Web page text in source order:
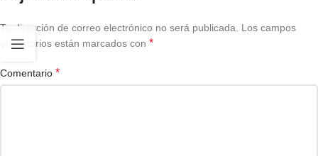
Tu dirección de correo electrónico no será publicada.
Los campos
obligatorios están marcados con *
Comentario *